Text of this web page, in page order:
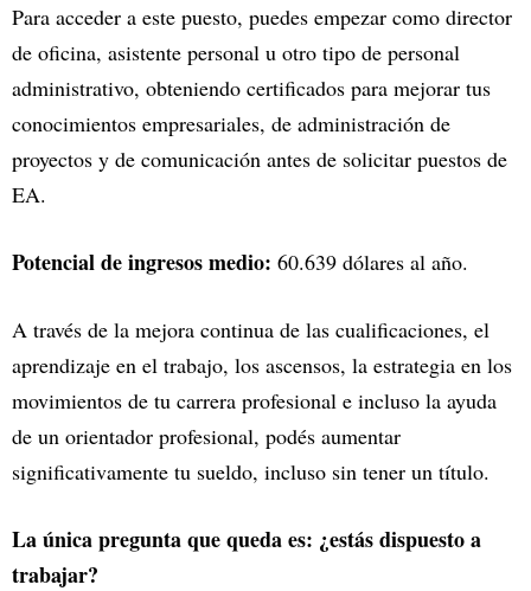
Para acceder a este puesto, puedes empezar como director
de oficina, asistente personal u otro tipo de personal
administrativo, obteniendo certificados para mejorar tus
conocimientos empresariales, de administración de
proyectos y de comunicación antes de solicitar puestos de
EA.
Potencial de ingresos medio: 60.639 dólares al año.
A través de la mejora continua de las cualificaciones, el
aprendizaje en el trabajo, los ascensos, la estrategia en los
movimientos de tu carrera profesional e incluso la ayuda
de un orientador profesional, podés aumentar
significativamente tu sueldo, incluso sin tener un título.
La única pregunta que queda es: ¿estás dispuesto a
trabajar?